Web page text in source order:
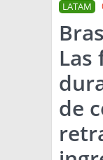
EN
CLIMA
EL
LATAM
Las
de